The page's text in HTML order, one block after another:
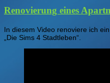
Renovierung eines
In diesem Video renoviere ich
„Die Sims 4 Stadtleben“.